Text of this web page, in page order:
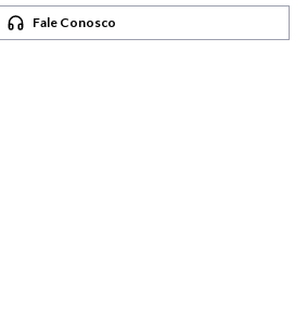
Fale Conosco